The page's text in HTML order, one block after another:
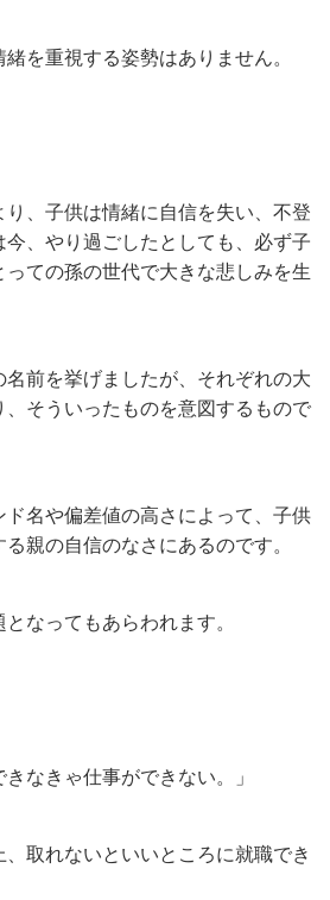
を重視する姿勢はありません。
、子供は情緒に自信を失い、不登
、やり過ごしたとしても、必ず子
ての孫の世代で大きな悲しみを生
前を挙げましたが、それぞれの大
そういったものを意図するもので
名や偏差値の高さによって、子供
親の自信のなさにあるのです。
なってもあらわれます。
きなきゃ仕事ができない。」
、取れないといいところに就職でき